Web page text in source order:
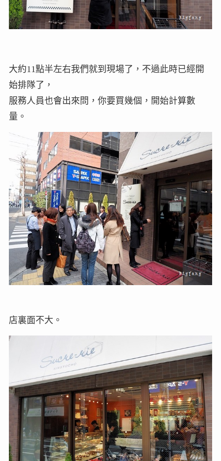
大約11點半左右我們就到現場了，不過此時已經開
始排隊了，
服務人員也會出來問，你要買幾個，開始計算數
量。
店裏面不大。